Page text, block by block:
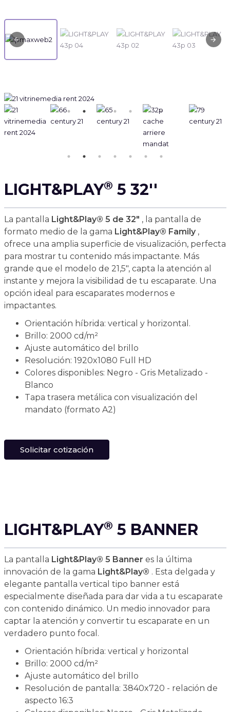
LIGHT&PLAY® 5 32''
La pantalla Light&Play® 5 de 32" , la pantalla de
formato medio de la gama Light&Play® Family,
ofrece una amplia superficie de visualización, perfecta
para mostrar tu contenido más impactante. Más
grande que el modelo de 21,5", capta la atención al
instante y mejora la visibilidad de tu escaparate. Una
opción ideal para escaparates modernos e
impactantes.
Orientación híbrida: vertical y horizontal.
Brillo: 2000 cd/m²
Ajuste automático del brillo
Resolución: 1920x1080 Full HD
Colores disponibles: Negro - Gris Metalizado -
Blanco
Tapa trasera metálica con visualización del
mandato (formato A2)
Solicitar cotización
LIGHT&PLAY® 5 BANNER
La pantalla Light&Play® 5 Banner es la última
innovación de la gama Light&Play® . Esta delgada y
elegante pantalla vertical tipo banner está
especialmente diseñada para dar vida a tu escaparate
con contenido dinámico. Un medio innovador para
captar la atención y convertir tu escaparate en un
verdadero punto focal.
Orientación híbrida: vertical y horizontal
Brillo: 2000 cd/m²
Ajuste automático del brillo
Resolución de pantalla: 3840x720 - relación de
aspecto 16:3